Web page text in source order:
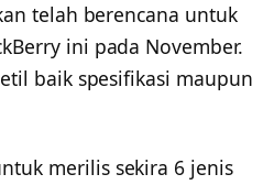
telah berencana untuk
ini pada November.
baik spesifikasi maupun
merilis sekira 6 jenis